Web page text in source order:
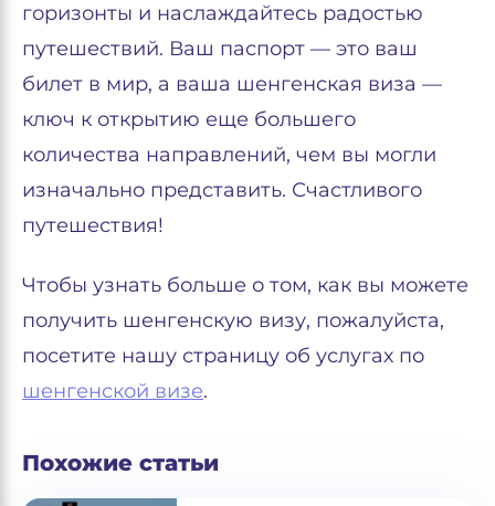
горизонты и наслаждайтесь радостью
путешествий. Ваш паспорт — это ваш
билет в мир, а ваша шенгенская виза —
ключ к открытию еще большего
количества направлений, чем вы могли
изначально представить. Счастливого
путешествия!
Чтобы узнать больше о том, как вы можете
получить шенгенскую визу, пожалуйста,
посетите нашу страницу об услугах по
шенгенской визе.
Похожие статьи